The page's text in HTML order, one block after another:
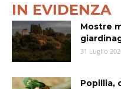
IN EVIDENZA
Mostre
31 Luglio
Popillia,